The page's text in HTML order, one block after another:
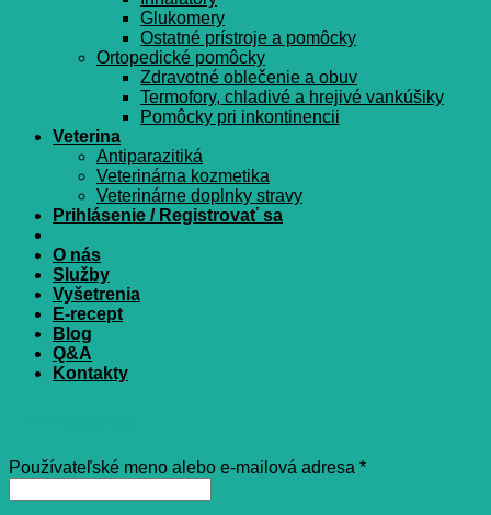
Glukomery
Ostatné prístroje a pomôcky
Ortopedické pomôcky
Zdravotné oblečenie a obuv
Termofory, chladivé a hrejivé vankúšiky
Pomôcky pri inkontinencii
Veterina
Antiparazitiká
Veterinárna kozmetika
Veterinárne doplnky stravy
Prihlásenie / Registrovať sa
O nás
Služby
Vyšetrenia
E-recept
Blog
Q&A
Kontakty
Používateľské meno alebo e-mailová adresa *Povinné